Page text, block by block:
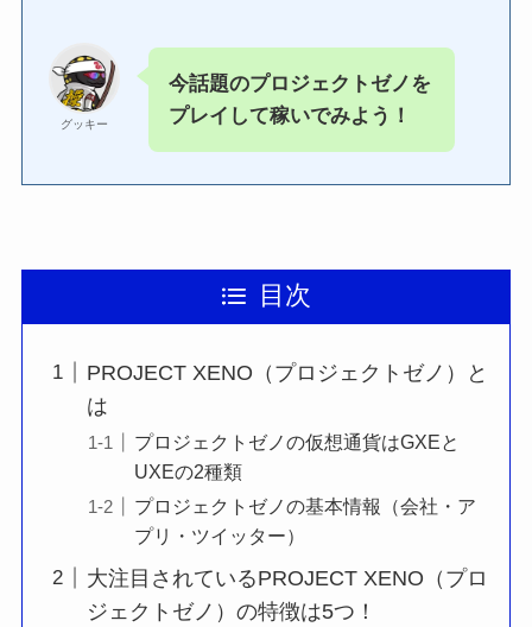
グッキー
今話題のプロジェクトゼノを
プレイして稼いでみよう！
目次
PROJECT XENO（プロジェクトゼノ）と
は
プロジェクトゼノの仮想通貨はGXEと
UXEの2種類
プロジェクトゼノの基本情報（会社・ア
プリ・ツイッター）
大注目されているPROJECT XENO（プロ
ジェクトゼノ）の特徴は5つ！